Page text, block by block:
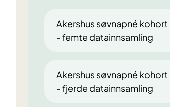
Akershus søvnapné kohort
- femte datainnsamling
Akershus søvnapné kohort
- fjerde datainnsamling